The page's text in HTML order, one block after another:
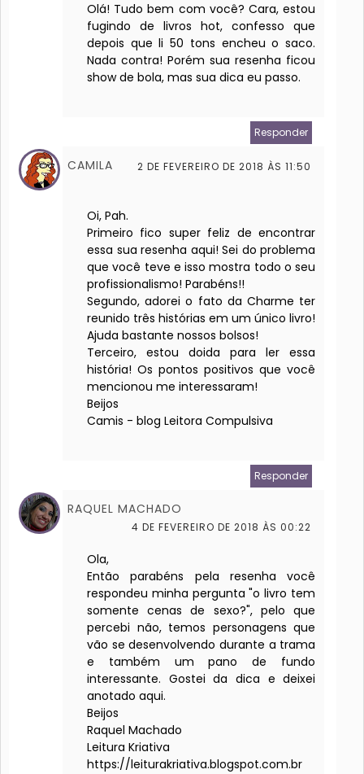
Olá! Tudo bem com você? Cara, estou
fugindo de livros hot, confesso que
depois que li 50 tons encheu o saco.
Nada contra! Porém sua resenha ficou
show de bola, mas sua dica eu passo.
Responder
CAMILA 2 DE FEVEREIRO DE 2018 ÀS 11:50
Oi, Pah.
Primeiro fico super feliz de encontrar
essa sua resenha aqui! Sei do problema
que você teve e isso mostra todo o seu
profissionalismo! Parabéns!!
Segundo, adorei o fato da Charme ter
reunido três histórias em um único livro!
Ajuda bastante nossos bolsos!
Terceiro, estou doida para ler essa
história! Os pontos positivos que você
mencionou me interessaram!
Beijos
Camis - blog Leitora Compulsiva
Responder
RAQUEL MACHADO
4 DE FEVEREIRO DE 2018 ÀS 00:22
Ola,
Então parabéns pela resenha você
respondeu minha pergunta "o livro tem
somente cenas de sexo?", pelo que
percebi não, temos personagens que
vão se desenvolvendo durante a trama
e também um pano de fundo
interessante. Gostei da dica e deixei
anotado aqui.
Beijos
Raquel Machado
Leitura Kriativa
https://leiturakriativa.blogspot.com.br